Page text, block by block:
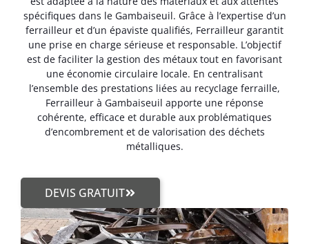
spécifiques dans le Gambaiseuil. Grâce à l’expertise d’un
ferrailleur et d’un épaviste qualifiés, Ferrailleur garantit
une prise en charge sérieuse et responsable. L’objectif
est de faciliter la gestion des métaux tout en favorisant
une économie circulaire locale. En centralisant
l’ensemble des prestations liées au recyclage ferraille,
Ferrailleur à Gambaiseuil apporte une réponse
cohérente, efficace et durable aux problématiques
d’encombrement et de valorisation des déchets
métalliques.
DEVIS GRATUIT